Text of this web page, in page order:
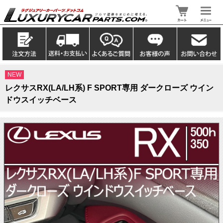
NEW
レクサスRX(LA/LH系) F SPORT専用 ダークローズ ウイン
ドウスイッチベース